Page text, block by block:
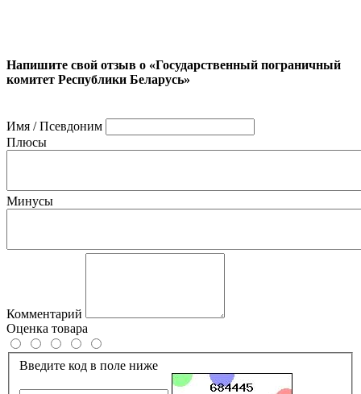
Напишите свой отзыв о «Государственный пограничный
комитет Республики Беларусь»
Имя / Псевдоним
Плюсы
Минусы
Комментарий
Оценка товара
Введите код в поле ниже